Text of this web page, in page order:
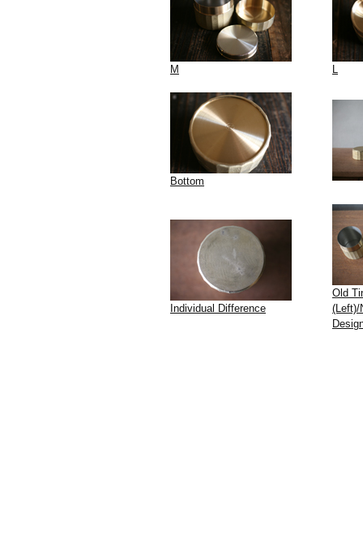
M L
Bottom
Individual Difference
Old
(Left)/